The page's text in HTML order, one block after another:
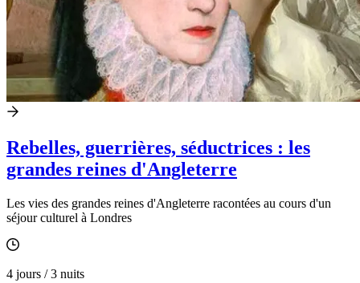
Rebelles, guerrières, séductrices : les
grandes reines d'Angleterre
Les vies des grandes reines d'Angleterre racontées au cours d'un
séjour culturel à Londres
4 jours / 3 nuits